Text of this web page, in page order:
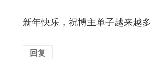
新年快乐，祝博主单子越来越多
回复